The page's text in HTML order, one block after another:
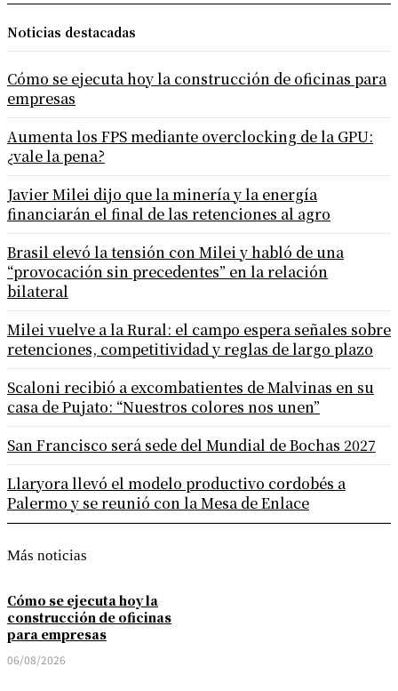
Más noticias
Cómo se ejecuta hoy la
construcción de oficinas
para empresas
06/08/2026
Noticias destacadas
Cómo se ejecuta hoy la construcción de oficinas para
empresas
Aumenta los FPS mediante overclocking de la GPU:
¿vale la pena?
Javier Milei dijo que la minería y la energía
financiarán el final de las retenciones al agro
Brasil elevó la tensión con Milei y habló de una
“provocación sin precedentes” en la relación
bilateral
Milei vuelve a la Rural: el campo espera señales sobre
retenciones, competitividad y reglas de largo plazo
Scaloni recibió a excombatientes de Malvinas en su
casa de Pujato: “Nuestros colores nos unen”
San Francisco será sede del Mundial de Bochas 2027
Llaryora llevó el modelo productivo cordobés a
Palermo y se reunió con la Mesa de Enlace